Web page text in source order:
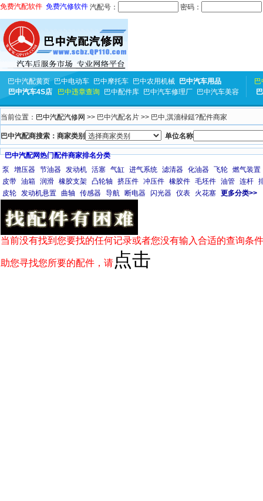
免费汽配软件 免费汽修软件 汽配号： 密码：
巴中汽配黄页 巴中电动车 巴中摩托车 巴中农用机械
巴中汽车用品
巴中汽车4S店
巴中违章查询 巴中配件库 巴中汽车修理厂 巴中汽车美容
当前位置： 巴中汽配汽修网 >> 巴中汽配名片 >> 巴中,淇濇椂鎹?配件商家
巴中汽配商搜索：商家类别 单位名称
巴中汽配网热门配件商家排名分类
泵
增压器 节油器 发动机 活塞 气缸 进气系统 滤清器 化油器 飞轮 燃气装置
皮带 油箱 润滑 橡胶支架 凸轮轴 挤压件 冲压件 橡胶件 毛坯件 油管 连杆
皮轮 发动机悬置 曲轴 传感器 导航 断电器 闪光器 仪表 火花塞 更多分类>>
当前没有找到您要找的任何记录或者您没有输入合适的查询条
助您寻找您所要的配件，请 点击